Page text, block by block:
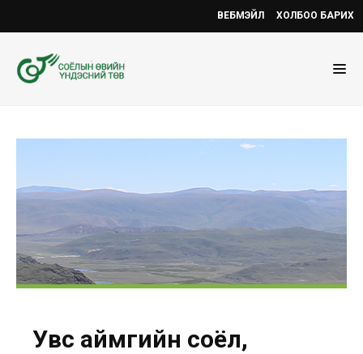
ВЕБМЭЙЛ ХОЛБОО БАРИХ
Увс аймгийн соёл,